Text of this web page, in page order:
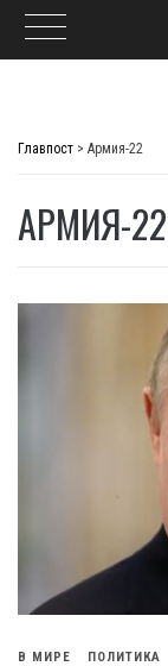
Главпост > Армия-22
АРМИЯ-22
В МИРЕ ПОЛИТИКА